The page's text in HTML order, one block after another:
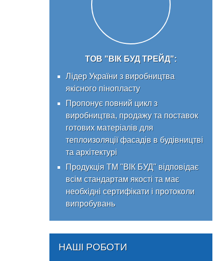
ТОВ "ВІК БУД ТРЕЙД":
Лідер України з виробництва
якісного пінопласту
Пропонує повний цикл з
виробництва, продажу та поставок
готових матеріалів для
теплоизоляції фасадів в будівництві
та архітектурі
Продукція ТМ "ВІК БУД" відповідає
всім стандартам якості та має
необхідні сертифікати і протоколи
випробувань
НАШІ РОБОТИ